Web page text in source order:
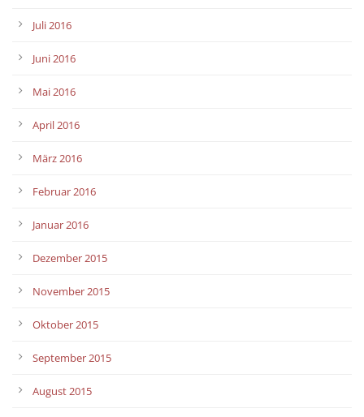
Juli 2016
Juni 2016
Mai 2016
April 2016
März 2016
Februar 2016
Januar 2016
Dezember 2015
November 2015
Oktober 2015
September 2015
August 2015